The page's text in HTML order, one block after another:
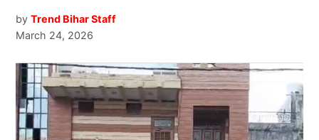
by Trend Bihar Staff
March 24, 2026